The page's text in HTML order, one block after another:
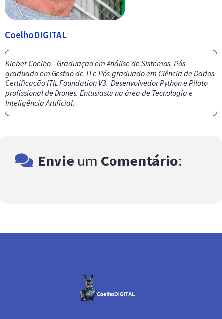
CoelhoDIGITAL
Kleber Coelho – Graduação em Análise de Sistemas, Pós-
graduado em Gestão de TI e Pós-graduado em Ciência de Dados.
Certificação ITIL Foundation V3. Desenvolvedor Python e Piloto
profissional de Drones. Entusiasta na área de Tecnologia e
Inteligência Artificial.
Envie um Comentário: